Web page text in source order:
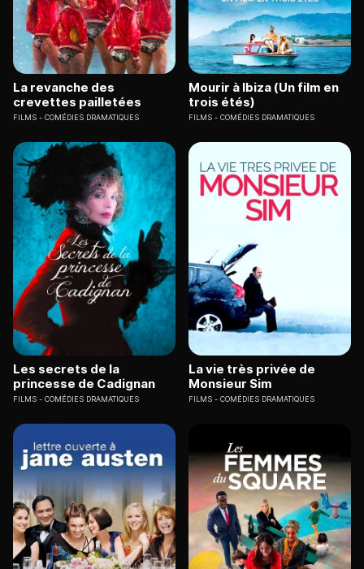
La revanche des
crevettes pailletées
FILMS COMÉDIES DRAMATIQUES
Mourir à Ibiza (Un film en
trois étés)
FILMS COMÉDIES DRAMATIQUES
Les secrets de la
princesse de Cadignan
FILMS COMÉDIES DRAMATIQUES
La vie très privée de
Monsieur Sim
FILMS COMÉDIES DRAMATIQUES